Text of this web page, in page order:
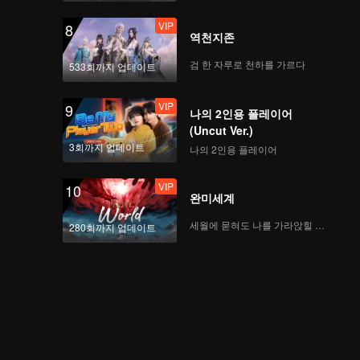
8
533회까지 업데이트
VIP
역천지존
검 한 자루로 천하를 가르다
9
3회까지 업데이트
VIP
나의 2인용 플레이어
(Uncut Ver.)
나의 2인용 플레이어
10
280회까지 업데이트
VIP
완미세계